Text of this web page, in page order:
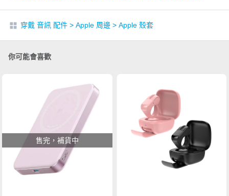
穿戴 音訊 配件 > Apple 周邊 > Apple 殼套
你可能會喜歡
售完，補貨中